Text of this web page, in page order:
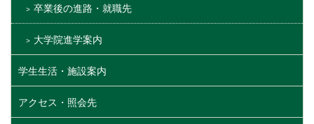
卒業後の進路・就職先
大学院進学案内
学生生活・施設案内
アクセス・照会先